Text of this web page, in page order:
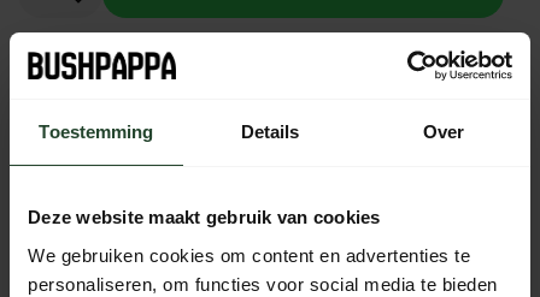
Toestemming Details Over
Deze website maakt gebruik van cookies
We gebruiken cookies om content en advertenties te
personaliseren, om functies voor social media te bieden
Op voorraad (2)
Gratis verzending vanaf € 90,- (NL, BE & DE)
Ma t/m Vr voor 17:00 besteld, dezelfde dag verzonden
Iedere dag bereikbaar van 10:00 tot 20:00 via de chat,
telefoon of email